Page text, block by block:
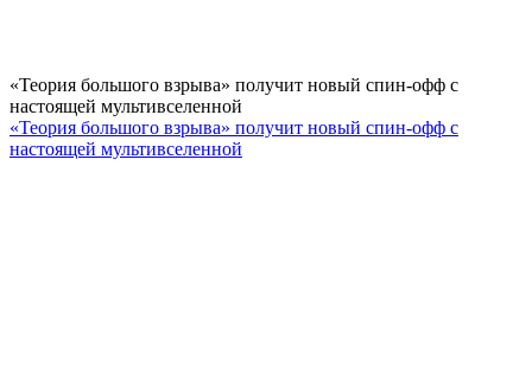
«Теория большого взрыва» получит новый спин-офф с
настоящей мультивселенной
«Теория большого взрыва» получит новый спин-офф с
настоящей мультивселенной